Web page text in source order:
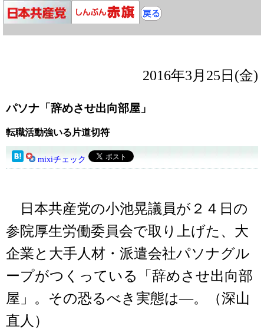
2016年3月25日(金)
パソナ「辞めさせ出向部屋」
転職活動強いる片道切符
mixiチェック
日本共産党の小池晃議員が２４日の
参院厚生労働委員会で取り上げた、大
企業と大手人材・派遣会社パソナグル
ープがつくっている「辞めさせ出向部
屋」。その恐るべき実態は―。（深山
直人）